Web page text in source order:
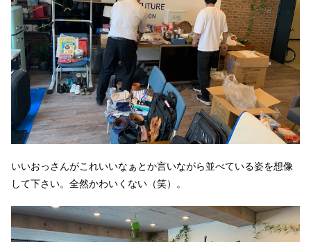
いいおっさんがこれいいなぁとか言いながら並べている姿を想像
して下さい。全然かわいくない（笑）。